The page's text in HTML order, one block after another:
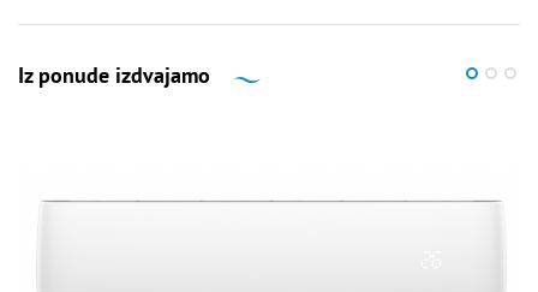
Iz ponude izdvajamo